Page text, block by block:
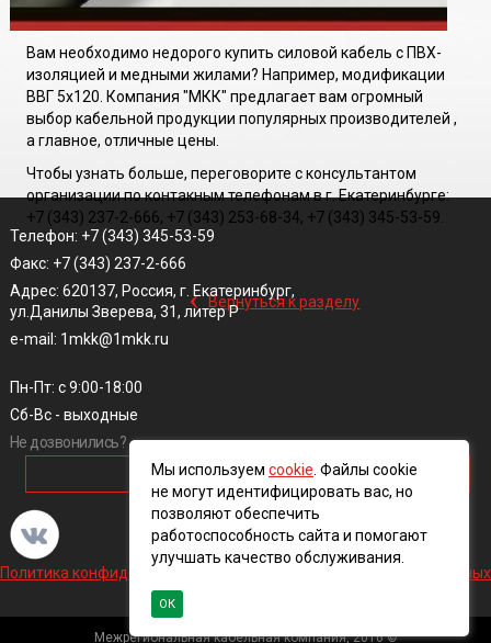
Вам необходимо недорого купить силовой кабель с ПВХ-
изоляцией и медными жилами? Например, модификации
ВВГ 5х120. Компания "МКК" предлагает вам огромный
выбор кабельной продукции популярных производителей ,
а главное, отличные цены.
Чтобы узнать больше, переговорите с консультантом
организации по контакным телефонам в г. Екатеринбурге:
+7 (343) 237-2-666, +7 (343) 253-68-34, +7 (343) 345-53-59.
‹ Вернуться к разделу
Телефон: +7 (343) 345-53-59
Факс: +7 (343) 237-2-666
Адрес: 620137, Россия, г. Екатеринбург,
ул.Данилы Зверева, 31, литер Р
e-mail: 1mkk@1mkk.ru
Пн-Пт: с 9:00-18:00
Сб-Вс - выходные
Не дозвонились?
ОБРАТНЫЙ ЗВОНОК
Политика конфиденциальности и обработки персональных данных
Межрегиональная кабельная компания, 2016 ©
Мы используем cookie . Файлы cookie
не могут идентифицировать вас, но
позволяют обеспечить
работоспособность сайта и помогают
улучшать качество обслуживания.
ОК